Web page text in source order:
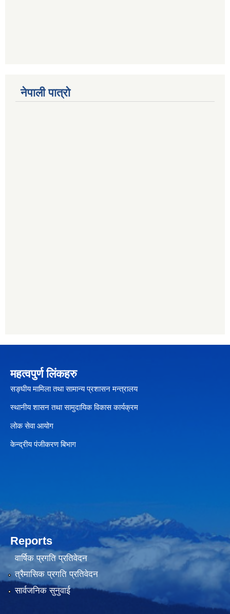
नेपाली पात्रो
महत्वपुर्ण लिंकहरु
सङ्घीय मामिला तथा सामान्य प्रशासन मन्त्रालय
स्थानीय शासन तथा सामुदायिक विकास कार्यक्रम
लोक सेवा आयोग
केन्द्रीय पंजीकरण बिभाग
Reports
वार्षिक प्रगति प्रतिवेदन
त्रैमासिक प्रगति प्रतिवेदन
सार्वजनिक सुनुवाई